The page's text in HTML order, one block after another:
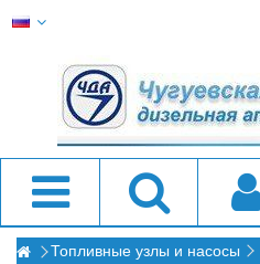
Топливные узлы и насосы